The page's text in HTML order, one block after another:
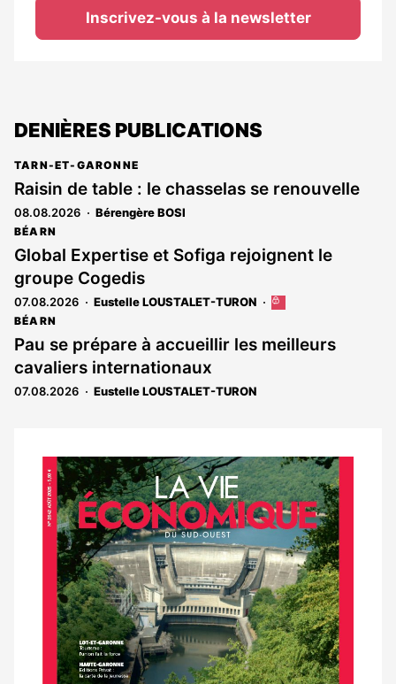
Inscrivez-vous à la newsletter
DENIÈRES PUBLICATIONS
TARN-ET-GARONNE
Raisin de table : le chasselas se renouvelle
08.08.2026 Bérengère BOSI
BÉARN
Global Expertise et Sofiga rejoignent le
groupe Cogedis
07.08.2026 Eustelle LOUSTALET-TURON
Cet
est
réservé
BÉARN
Pau se prépare à accueillir les meilleurs
cavaliers internationaux
07.08.2026 Eustelle LOUSTALET-TURON
Notre
dernier
magazine